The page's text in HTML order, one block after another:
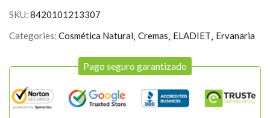
SKU: 8420101213307
Categories: Cosmética Natural Cremas ELADIET Ervanaria
Pago seguro garantizado